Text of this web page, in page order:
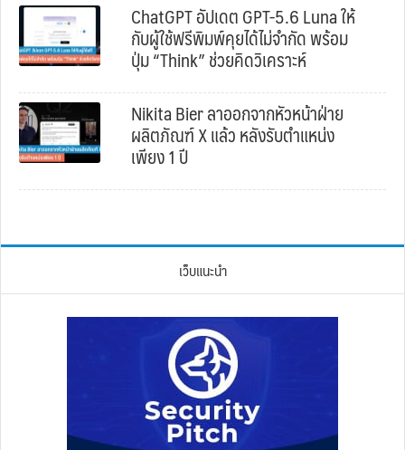
ChatGPT อัปเดต GPT-5.6 Luna ให้
กับผู้ใช้ฟรีพิมพ์คุยได้ไม่จำกัด พร้อม
ปุ่ม “Think” ช่วยคิดวิเคราะห์
Nikita Bier ลาออกจากหัวหน้าฝ่าย
ผลิตภัณฑ์ X แล้ว หลังรับตำแหน่ง
เพียง 1 ปี
เว็บแนะนำ